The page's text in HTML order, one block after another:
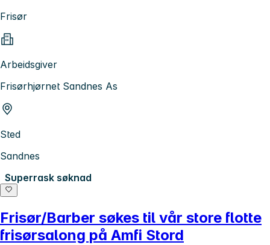
Frisør
Arbeidsgiver
Frisørhjørnet Sandnes As
Sted
Sandnes
Superrask søknad
Frisør/Barber søkes til vår store flotte
frisørsalong på Amfi Stord